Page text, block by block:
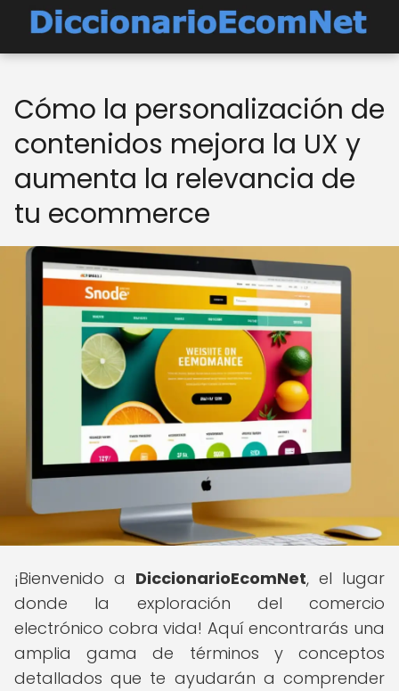
Cómo la personalización de
contenidos mejora la UX y
aumenta la relevancia de
tu ecommerce
¡Bienvenido a DiccionarioEcomNet, el lugar
donde la exploración del comercio
electrónico cobra vida! Aquí encontrarás una
amplia gama de términos y conceptos
detallados que te ayudarán a comprender